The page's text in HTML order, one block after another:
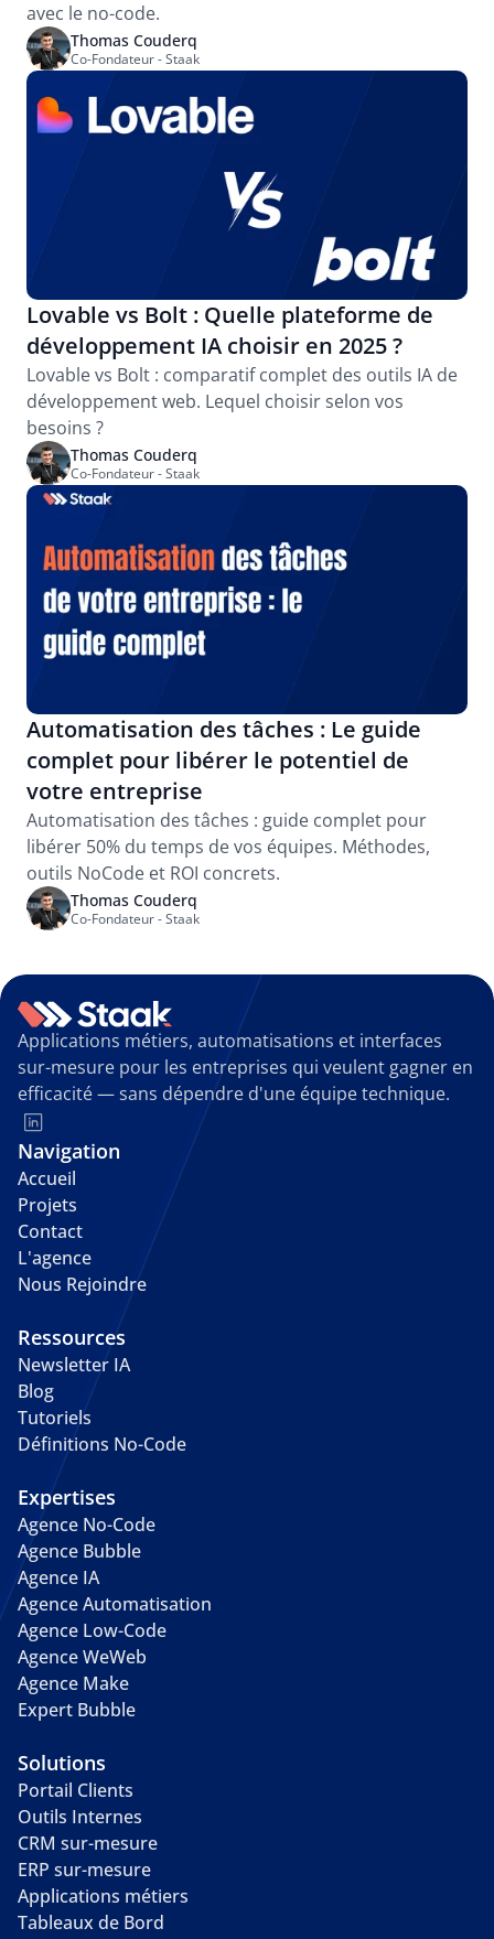
avec le no-code.
Thomas Couderq
Co-Fondateur - Staak
Lovable vs Bolt : Quelle plateforme de
développement IA choisir en 2025 ?
Lovable vs Bolt : comparatif complet des outils IA de
développement web. Lequel choisir selon vos
besoins ?
Thomas Couderq
Co-Fondateur - Staak
Automatisation des tâches : Le guide
complet pour libérer le potentiel de
votre entreprise
Automatisation des tâches : guide complet pour
libérer 50% du temps de vos équipes. Méthodes,
outils NoCode et ROI concrets.
Thomas Couderq
Co-Fondateur - Staak
Applications métiers, automatisations et interfaces
sur-mesure pour les entreprises qui veulent gagner en
efficacité — sans dépendre d'une équipe technique.
Navigation
Accueil
Projets
Contact
L'agence
Nous Rejoindre
Ressources
Newsletter IA
Blog
Tutoriels
Définitions No-Code
Expertises
Agence No-Code
Agence Bubble
Agence IA
Agence Automatisation
Agence Low-Code
Agence WeWeb
Agence Make
Expert Bubble
Solutions
Portail Clients
Outils Internes
CRM sur-mesure
ERP sur-mesure
Applications métiers
Tableaux de Bord